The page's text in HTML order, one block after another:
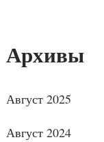
Архивы
Август 2025
Август 2024